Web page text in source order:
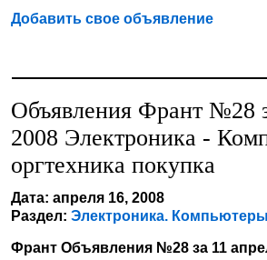
Добавить свое объявление
Объявления Франт №28
2008 Электроника -
оргтехника покупка
Дата: апреля 16, 2008
Раздел:Электроника.
Франт Объявления №28 за 11